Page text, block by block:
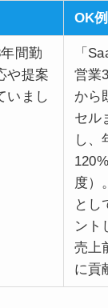
OK例
間勤
や提案
いまし
「
営業
から
セル
し、
度）
とし
ント
売上
に貢